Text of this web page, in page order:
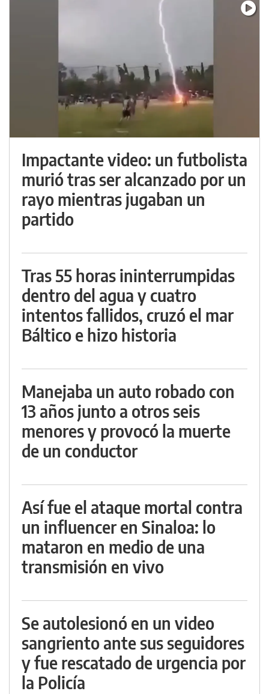
Impactante video: un futbolista
murió tras ser alcanzado por un
rayo mientras jugaban un
partido
Tras 55 horas ininterrumpidas
dentro del agua y cuatro
intentos fallidos, cruzó el mar
Báltico e hizo historia
Manejaba un auto robado con
13 años junto a otros seis
menores y provocó la muerte
de un conductor
Así fue el ataque mortal contra
un influencer en Sinaloa: lo
mataron en medio de una
transmisión en vivo
Se autolesionó en un video
sangriento ante sus seguidores
y fue rescatado de urgencia por
la Policía